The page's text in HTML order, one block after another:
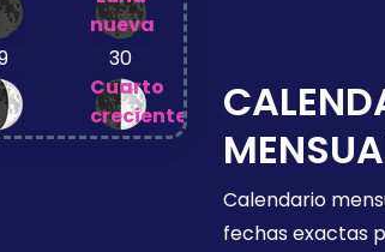
nueva
30
Cuarto
creciente
Calendario
fechas exactas